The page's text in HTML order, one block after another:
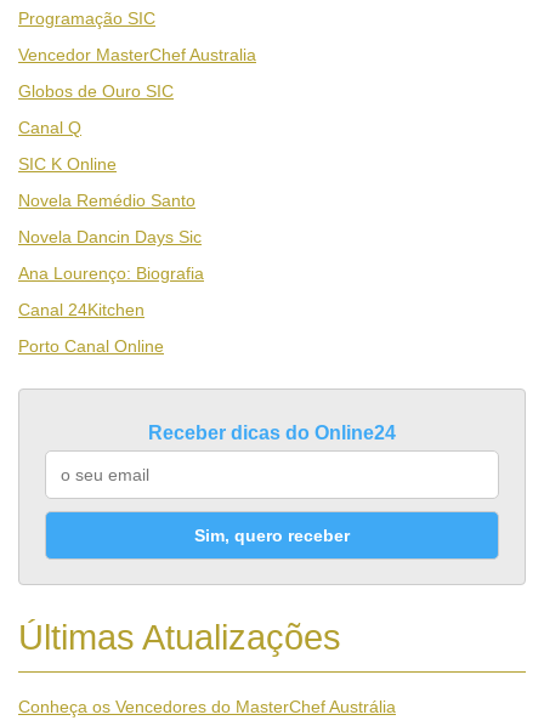
Programação SIC
Vencedor MasterChef Australia
Globos de Ouro SIC
Canal Q
SIC K Online
Novela Remédio Santo
Novela Dancin Days Sic
Ana Lourenço: Biografia
Canal 24Kitchen
Porto Canal Online
Receber dicas do Online24
Sim, quero receber
Últimas Atualizações
Conheça os Vencedores do MasterChef Austrália